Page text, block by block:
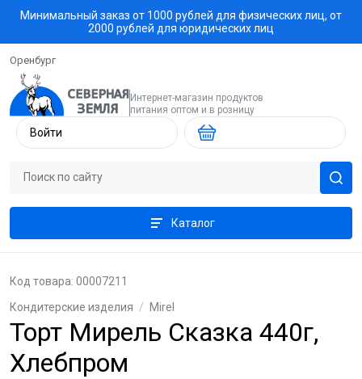
Минимальный заказ от 1000 рублей для физических лиц, от
2000 рублей для юридических лиц
Оренбург
Интернет-магазин продуктов
питания оптом и в розницу
Войти
Каталог
Кондитерские изделия / Mirel
Торт Мирель Сказка 440г,
Хлебпром
Код товара: 00007211